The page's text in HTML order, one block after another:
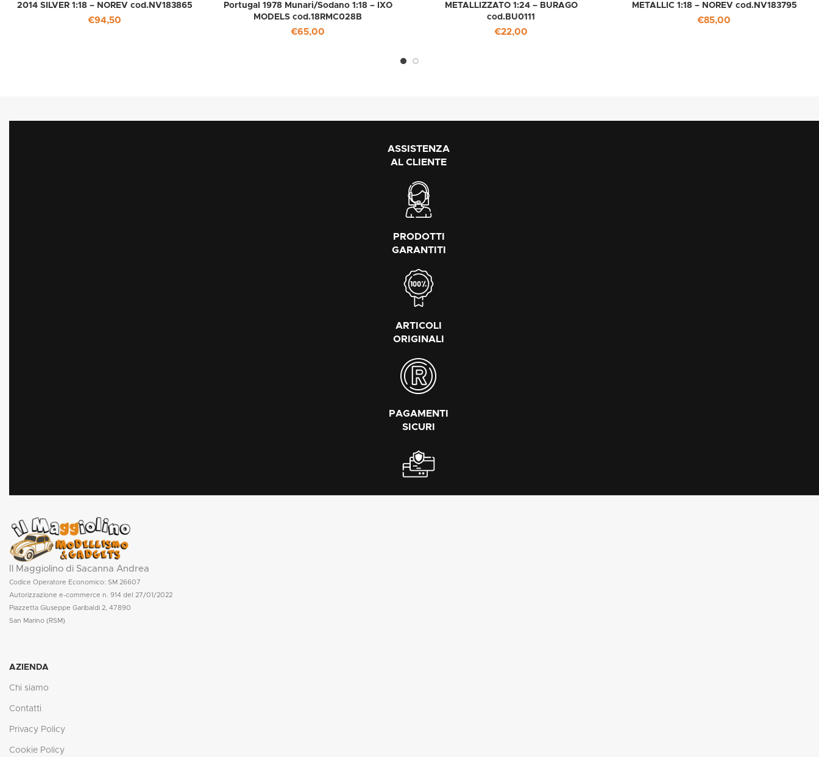
2014 SILVER 1:18 – NOREV cod.NV183865
€94,50
Portugal 1978 Munari/Sodano 1:18 – IXO
MODELS cod.18RMC028B
€65,00
METALLIZZATO 1:24 – BURAGO
cod.BU0111
€22,00
METALLIC 1:18 – NOREV cod.NV183795
€85,00
ASSISTENZA
AL CLIENTE
PRODOTTI
GARANTITI
ARTICOLI
ORIGINALI
PAGAMENTI
SICURI
Il Maggiolino di Sacanna Andrea
Codice Operatore Economico: SM 26607
Autorizzazione e-commerce n. 914 del 27/01/2022
Piazzetta Giuseppe Garibaldi 2, 47890
San Marino (RSM)
AZIENDA
Chi siamo
Contatti
Privacy Policy
Cookie Policy